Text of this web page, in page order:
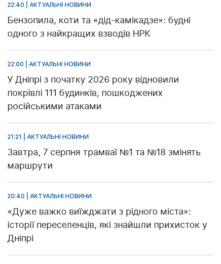
22:40 | АКТУАЛЬНІ НОВИНИ
Бензопила, коти та «дід-камікадзе»: будні
одного з найкращих взводів НРК
22:00 | АКТУАЛЬНІ НОВИНИ
У Дніпрі з початку 2026 року відновили
покрівлі 111 будинків, пошкоджених
російськими атаками
21:21 | АКТУАЛЬНІ НОВИНИ
Завтра, 7 серпня трамваї №1 та №18 змінять
маршрути
20:40 | АКТУАЛЬНІ НОВИНИ
«Дуже важко виїжджати з рідного міста»:
історії переселенців, які знайшли прихисток у
Дніпрі